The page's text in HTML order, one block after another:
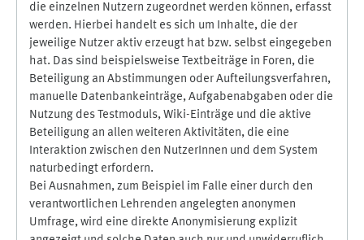
die einzelnen Nutzern zugeordnet werden können, erfasst
werden. Hierbei handelt es sich um Inhalte, die der
jeweilige Nutzer aktiv erzeugt hat bzw. selbst eingegeben
hat. Das sind beispielsweise Textbeiträge in Foren, die
Beteiligung an Abstimmungen oder Aufteilungsverfahren,
manuelle Datenbankeinträge, Aufgabenabgaben oder die
Nutzung des Testmoduls, Wiki-Einträge und die aktive
Beteiligung an allen weiteren Aktivitäten, die eine
Interaktion zwischen den NutzerInnen und dem System
naturbedingt erfordern.
Bei Ausnahmen, zum Beispiel im Falle einer durch den
verantwortlichen Lehrenden angelegten anonymen
Umfrage, wird eine direkte Anonymisierung explizit